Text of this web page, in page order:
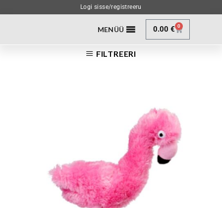
Logi sisse/registreeru
MENÜÜ 0.00€ 0
FILTREERI